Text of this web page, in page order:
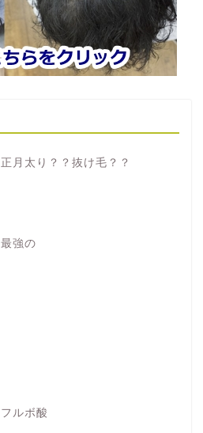
正月太り？？抜け毛？？
最強の
フルボ酸